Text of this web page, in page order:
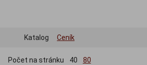
Katalog Ceník
Počet na stránku 40 80